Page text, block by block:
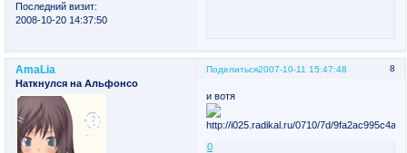
Последний визит:
2008-10-20 14:37:50
Поделиться 8
2007-10-11 15:47:48
AmaLia
Наткнулся на Альфонсо
и вотя
0